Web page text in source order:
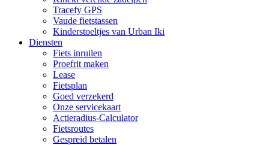
Tracefy GPS
Vaude fietstassen
Kinderstoeltjes van Urban Iki
Diensten
Fiets inruilen
Proefrit maken
Lease
Fietsplan
Goed verzekerd
Onze servicekaart
Actieradius-Calculator
Fietsroutes
Gespreid betalen